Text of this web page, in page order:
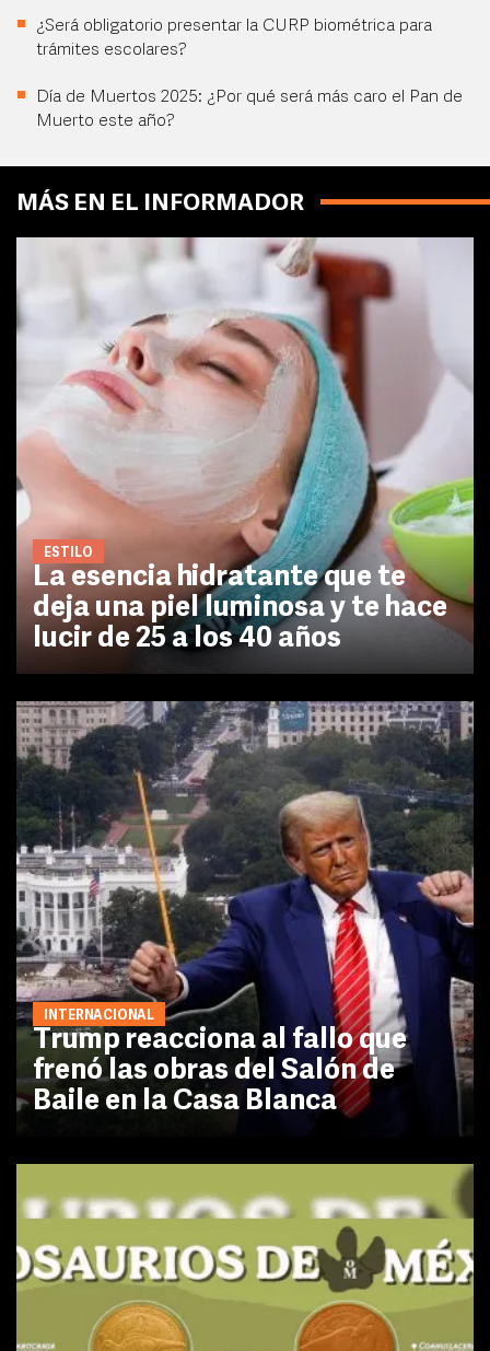
¿Será obligatorio presentar la CURP biométrica para
trámites escolares?
Día de Muertos 2025: ¿Por qué será más caro el Pan de
Muerto este año?
MÁS EN EL INFORMADOR
ESTILO
La esencia hidratante que te
deja una piel luminosa y te hace
lucir de 25 a los 40 años
INTERNACIONAL
Trump reacciona al fallo que
frenó las obras del Salón de
Baile en la Casa Blanca